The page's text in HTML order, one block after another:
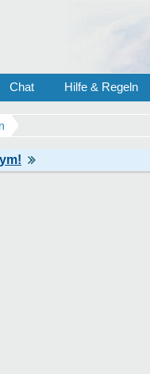
Chat Hilfe & Regeln